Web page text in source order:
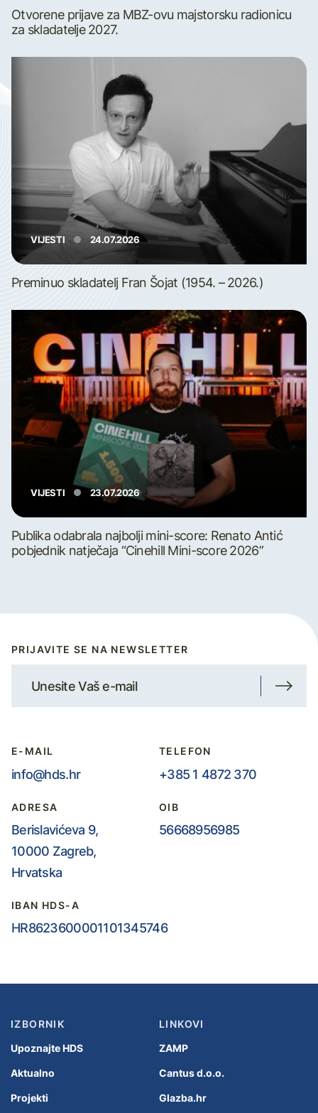
Otvorene prijave za MBZ-ovu majstorsku radionicu
za skladatelje 2027.
VIJESTI 24.07.2026
Preminuo skladatelj Fran Šojat (1954. – 2026.)
VIJESTI 23.07.2026
Publika odabrala najbolji mini-score: Renato Antić
pobjednik natječaja “Cinehill Mini-score 2026”
PRIJAVITE SE NA NEWSLETTER
E-MAIL
info@hds.hr
TELEFON
+385 1 4872 370
ADRESA
Berislavićeva 9,
10000 Zagreb,
Hrvatska
OIB
56668956985
IBAN HDS-A
HR8623600001101345746
IZBORNIK
Upoznajte HDS
Aktualno
Projekti
LINKOVI
ZAMP
Cantus d.o.o.
Glazba.hr